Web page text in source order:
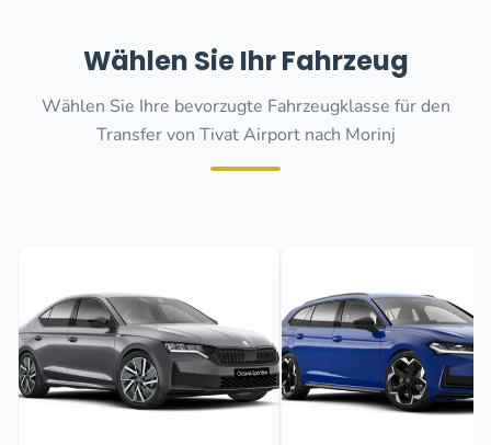
Wählen Sie Ihr Fahrzeug
Wählen Sie Ihre bevorzugte Fahrzeugklasse für den
Transfer von Tivat Airport nach Morinj